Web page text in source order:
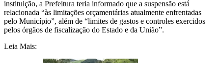
instituição, a Prefeitura teria informado que a suspensão está
relacionada “às limitações orçamentárias atualmente enfrentadas
pelo Município”, além de “limites de gastos e controles exercidos
pelos órgãos de fiscalização do Estado e da União”.
Leia Mais: